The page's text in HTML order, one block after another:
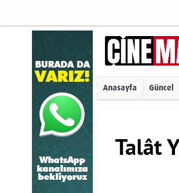
Anasayfa Güncel
Talât